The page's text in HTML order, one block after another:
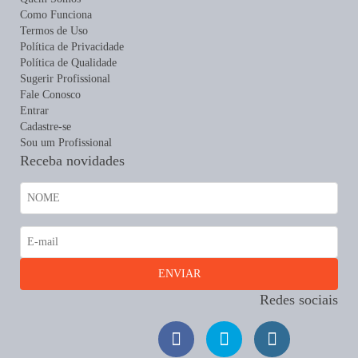
Como Funciona
Termos de Uso
Política de Privacidade
Política de Qualidade
Sugerir Profissional
Fale Conosco
Entrar
Cadastre-se
Sou um Profissional
Receba novidades
Redes sociais